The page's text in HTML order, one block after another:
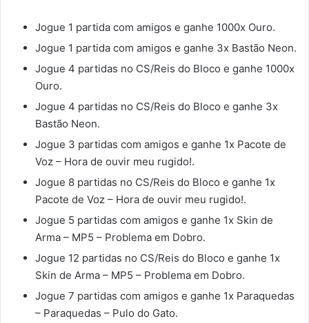
Jogue 1 partida com amigos e ganhe 1000x Ouro.
Jogue 1 partida com amigos e ganhe 3x Bastão Neon.
Jogue 4 partidas no CS/Reis do Bloco e ganhe 1000x
Ouro.
Jogue 4 partidas no CS/Reis do Bloco e ganhe 3x
Bastão Neon.
Jogue 3 partidas com amigos e ganhe 1x Pacote de
Voz – Hora de ouvir meu rugido!.
Jogue 8 partidas no CS/Reis do Bloco e ganhe 1x
Pacote de Voz – Hora de ouvir meu rugido!.
Jogue 5 partidas com amigos e ganhe 1x Skin de
Arma – MP5 – Problema em Dobro.
Jogue 12 partidas no CS/Reis do Bloco e ganhe 1x
Skin de Arma – MP5 – Problema em Dobro.
Jogue 7 partidas com amigos e ganhe 1x Paraquedas
– Paraquedas – Pulo do Gato.